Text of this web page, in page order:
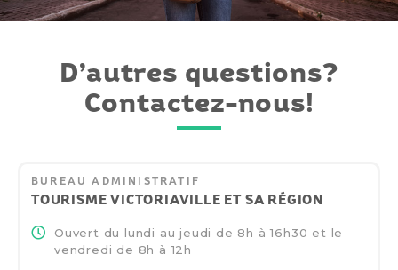
D’autres questions?
Contactez-nous!
BUREAU ADMINISTRATIF
TOURISME VICTORIAVILLE ET SA RÉGION
Ouvert du lundi au jeudi de 8h à 16h30 et le
vendredi de 8h à 12h